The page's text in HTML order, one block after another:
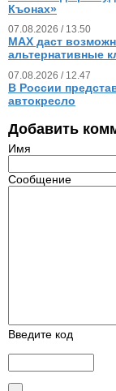
Къонах»
07.08.2026 / 13.50
MAX даст
альтернативные
07.08.2026 / 12.47
В России
автокресло
Добавить
Имя
Сообщение
Введите код